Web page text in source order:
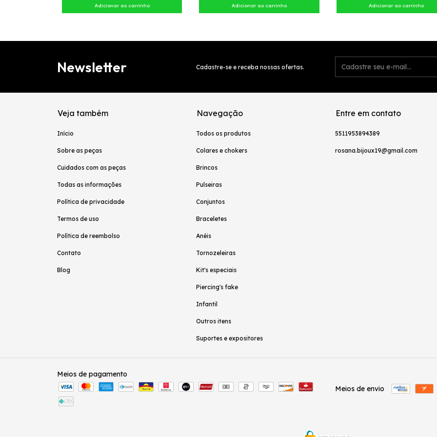
Newsletter Cadastre-se e receba nossas ofertas.
Veja também
Início
Sobre as peças
Cuidados com as peças
Todas as informações
Política de privacidade
Termos de uso
Política de reembolso
Contato
Blog
Navegação
Todos os produtos
Colares e chokers
Brincos
Pulseiras
Conjuntos
Braceletes
Anéis
Tornozeleiras
Kit's especiais
Piercing's fake
Infantil
Outros itens
Suportes e expositores
Entre em contato
5511953894389
rosana.bijoux19@gmail.com
Meios de pagamento
Meios de envio